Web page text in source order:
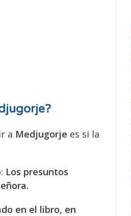
a Medjugorje es si la
Los presuntos
en el libro, en